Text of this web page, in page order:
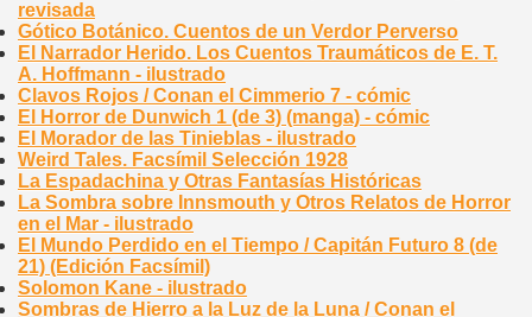
revisada
Gótico Botánico. Cuentos de un Verdor Perverso
El Narrador Herido. Los Cuentos Traumáticos de E. T.
A. Hoffmann - ilustrado
Clavos Rojos / Conan el Cimmerio 7 - cómic
El Horror de Dunwich 1 (de 3) (manga) - cómic
El Morador de las Tinieblas - ilustrado
Weird Tales. Facsímil Selección 1928
La Espadachina y Otras Fantasías Históricas
La Sombra sobre Innsmouth y Otros Relatos de Horror
en el Mar - ilustrado
El Mundo Perdido en el Tiempo / Capitán Futuro 8 (de
21) (Edición Facsímil)
Solomon Kane - ilustrado
Sombras de Hierro a la Luz de la Luna / Conan el